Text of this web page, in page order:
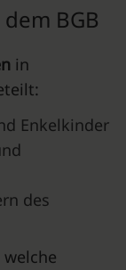
BGB
in
Enkelkinder
des